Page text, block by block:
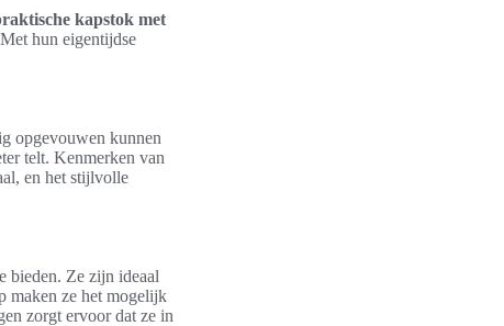
kapstok met
hun eigentijdse
opgevouwen kunnen
telt. Kenmerken van
en het stijlvolle
bieden. Ze zijn ideaal
maken ze het mogelijk
zorgt ervoor dat ze in